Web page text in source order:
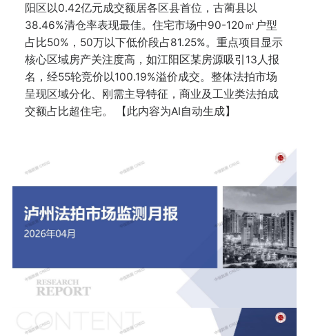
阳区以0.42亿元成交额居各区县首位，古蔺县以
38.46%清仓率表现最佳。住宅市场中90-120㎡户型
占比50%，50万以下低价段占81.25%。重点项目显示
核心区域房产关注度高，如江阳区某房源吸引13人报
名，经55轮竞价以100.19%溢价成交。整体法拍市场
呈现区域分化、刚需主导特征，商业及工业类法拍成
交额占比超住宅。 【此内容为AI自动生成】